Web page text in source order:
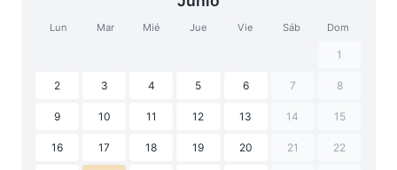
Lun Mar Mié Jue Vie Sáb Dom
1
2 3 4 5 6 7 8
9 10 11 12 13 14 15
16 17 18 19 20 21 22